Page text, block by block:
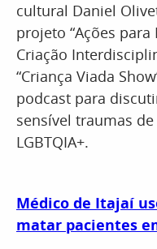
cultural Daniel
projeto “Ações para
Criação
“Criança Viada
podcast para
sensível traumas
LGBTQIA+.
Médico de Itajaí
matar pacientes